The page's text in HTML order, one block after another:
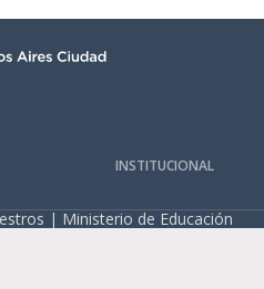
INSTITUCIONAL
| Ministerio de Educación